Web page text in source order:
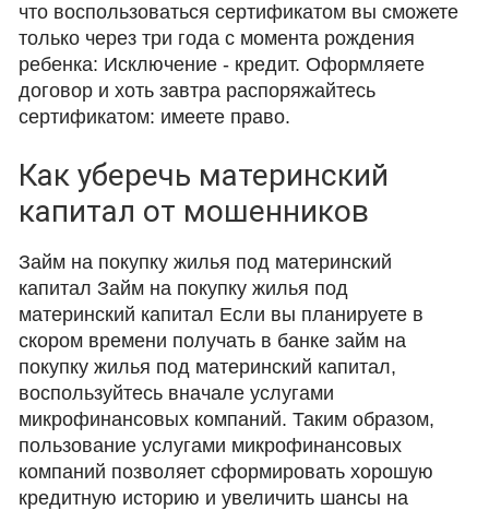
что воспользоваться сертификатом вы сможете
только через три года с момента рождения
ребенка: Исключение - кредит. Оформляете
договор и хоть завтра распоряжайтесь
сертификатом: имеете право.
Как уберечь материнский
капитал от мошенников
Займ на покупку жилья под материнский
капитал Займ на покупку жилья под
материнский капитал Если вы планируете в
скором времени получать в банке займ на
покупку жилья под материнский капитал,
воспользуйтесь вначале услугами
микрофинансовых компаний. Таким образом,
пользование услугами микрофинансовых
компаний позволяет сформировать хорошую
кредитную историю и увеличить шансы на